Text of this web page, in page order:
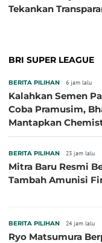
Tekankan
BRI SUPER LEAGUE
BERITA PILIHAN 6 jam lalu
Kalahkan Semen
Coba Pramusim,
Mantapkan
BERITA PILIHAN 23 jam lalu
Mitra Baru Resmi
Tambah Amunisi
BERITA PILIHAN 24 jam lalu
Ryo Matsumura